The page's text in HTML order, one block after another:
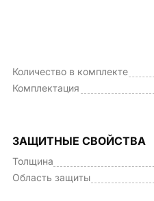
Количество в комплекте
Комплектация
ЗАЩИТНЫЕ СВОЙСТВА
Толщина
Область защиты